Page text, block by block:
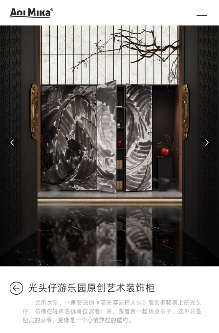
光头仔游乐园原创艺术装饰柜
会所大堂，一角安放的《流光容易把人抛》装饰柜和其上的光头
仔，仿佛在轻声告诉每位宾客：来，跟着我一起找点乐子。这不只是
迎宾的点缀，更像是一个心情放松的邀约。